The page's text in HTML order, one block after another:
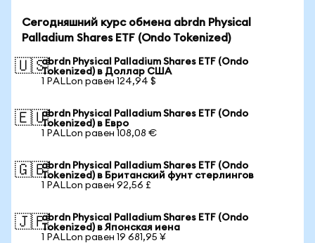
Сегодняшний курс обмена abrdn Physical
Palladium Shares ETF (Ondo Tokenized)
🇺🇸abrdn Physical Palladium Shares ETF (Ondo
Tokenized) в Доллар США
1 PALLon равен 124,94 $
🇪🇺abrdn Physical Palladium Shares ETF (Ondo
Tokenized) в Евро
1 PALLon равен 108,08 €
🇬🇧abrdn Physical Palladium Shares ETF (Ondo
Tokenized) в Британский фунт стерлингов
1 PALLon равен 92,56 £
🇯🇵abrdn Physical Palladium Shares ETF (Ondo
Tokenized) в Японская иена
1 PALLon равен 19 681,95 ¥